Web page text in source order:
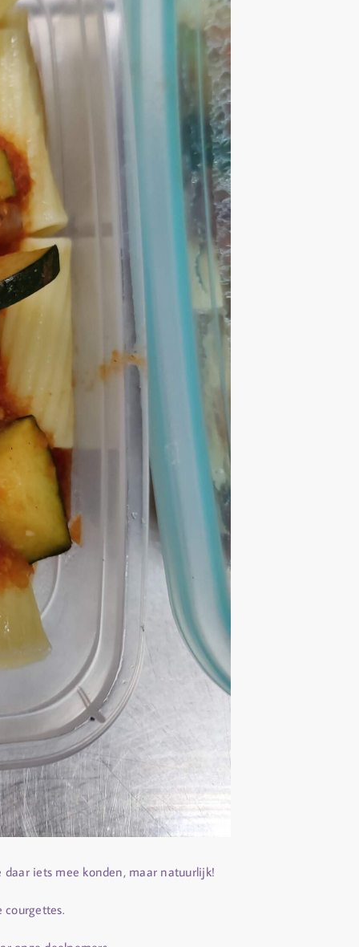
iets mee konden, maar natuurlijk!
courgettes.